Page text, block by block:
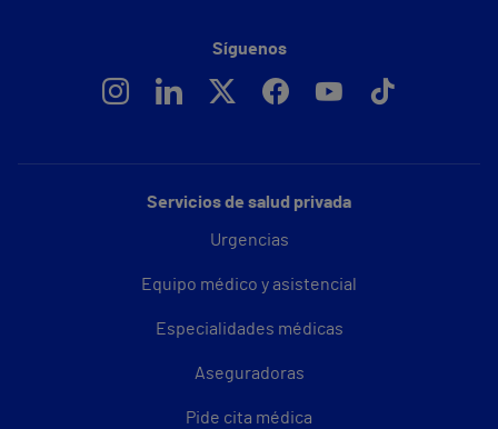
Servicios de salud privada
Urgencias
Equipo médico y asistencial
Especialidades médicas
Aseguradoras
Pide cita médica
Síguenos